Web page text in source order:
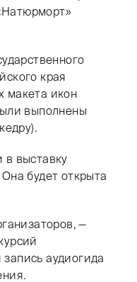
края
макета икон
выполнены
в выставку
будет открыта
—
аудиогида